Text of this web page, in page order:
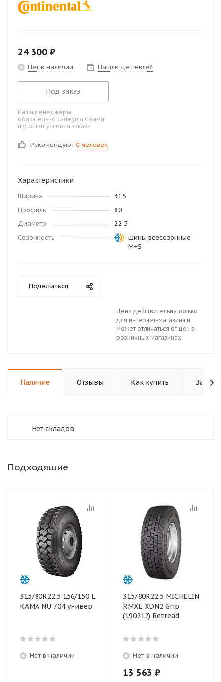
24 300 ₽
Нет в наличии Нашли дешевле?
Под заказ
Наши менеджеры
обязательно свяжутся с вами
и уточнят условия заказа
Рекомендуют 0 человек
Характеристики
Ширина
315
Профиль
80
Диаметр
22.5
Сезонность
шины всесезонные
M+S
Поделиться
Цена действительна только
для интернет-магазина и
может отличаться от цен в
розничных магазинах
Наличие Отзывы Как купить
Нет складов
Подходящие
315/80R22.5 156/150 L
КАМА NU 704 универ.
Нет в наличии
315/80R22.5 MICHELIN
RMXE XDN2 Grip
(190212) Retread
Нет в наличии
13 563 ₽